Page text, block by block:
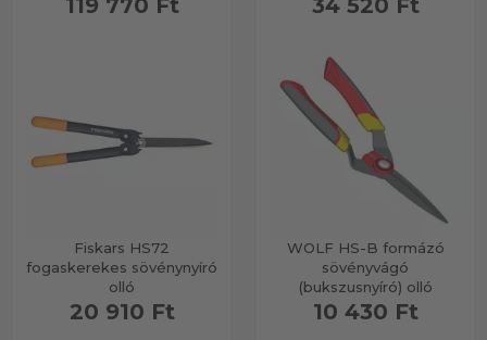
119 770 Ft 34 520 Ft
Fiskars HS72
fogaskerekes sövénynyíró
olló
20 910 Ft
WOLF HS-B formázó
sövényvágó
(bukszusnyíró) olló
10 430 Ft